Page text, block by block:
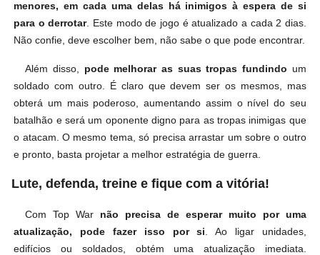
menores, em cada uma delas há inimigos à espera de si
para o derrotar. Este modo de jogo é atualizado a cada 2 dias.
Não confie, deve escolher bem, não sabe o que pode encontrar.
Além disso, pode melhorar as suas tropas fundindo um
soldado com outro. É claro que devem ser os mesmos, mas
obterá um mais poderoso, aumentando assim o nível do seu
batalhão e será um oponente digno para as tropas inimigas que
o atacam. O mesmo tema, só precisa arrastar um sobre o outro
e pronto, basta projetar a melhor estratégia de guerra.
Lute, defenda, treine e fique com a vitória!
Com Top War não precisa de esperar muito por uma
atualização, pode fazer isso por si . Ao ligar unidades,
edifícios ou soldados, obtém uma atualização imediata.